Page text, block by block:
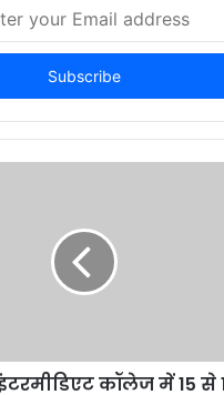
कॉलेज में 15 से